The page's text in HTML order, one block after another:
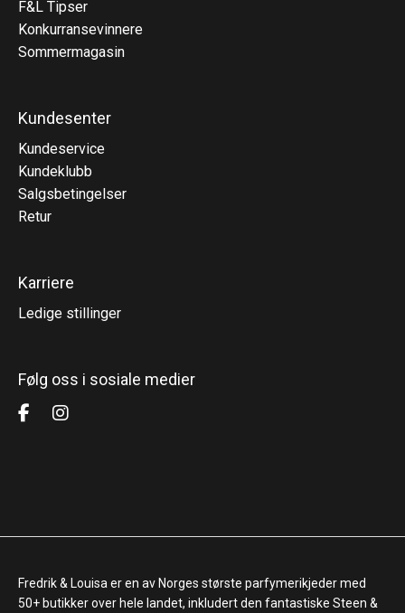
F&L Tipser
Konkurransevinnere
Sommermagasin
Kundesenter
Kundeservice
Kundeklubb
Salgsbetingelser
Retur
Karriere
Ledige stillinger
Følg oss i sosiale medier
Fredrik & Louisa er en av Norges største parfymerikjeder med
50+ butikker over hele landet, inkludert den fantastiske Steen &